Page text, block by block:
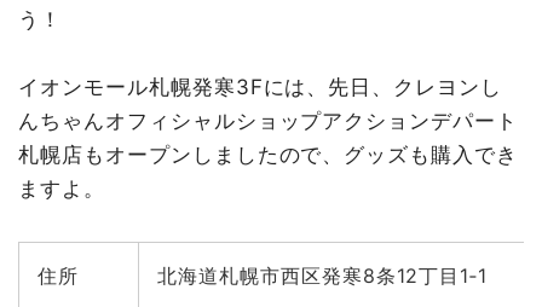
う！
イオンモール札幌発寒3Fには、先日、クレヨンし
んちゃんオフィシャルショップアクションデパート
札幌店もオープンしましたので、グッズも購入でき
ますよ。
住所 北海道札幌市西区発寒8条12丁目1‐1